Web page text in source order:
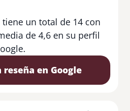
tiene un total de 14 con
de 4,6 en su perfil
reseña en Google